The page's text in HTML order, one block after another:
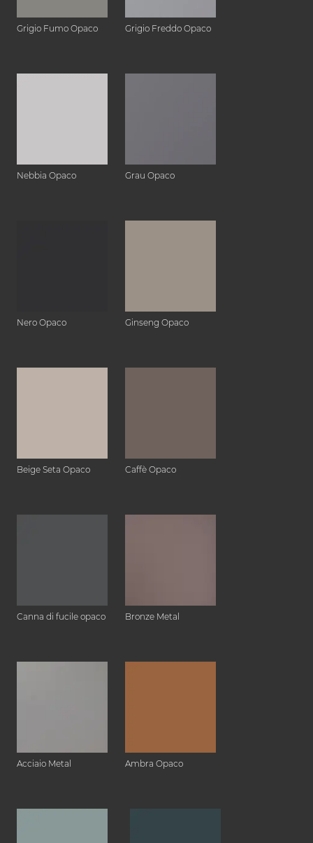
Grigio Fumo Opaco Grigio Freddo Opaco
Nebbia Opaco Grau Opaco
Nero Opaco Ginseng Opaco
Beige Seta Opaco Caffè Opaco
Canna di fucile opaco Bronze Metal
Acciaio Metal Ambra Opaco